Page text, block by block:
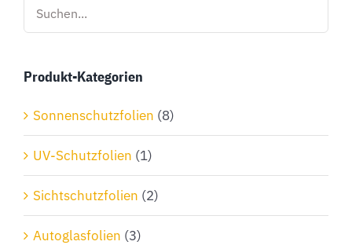
Produkt-Kategorien
Sonnenschutzfolien (8)
UV-Schutzfolien (1)
Sichtschutzfolien (2)
Autoglasfolien (3)